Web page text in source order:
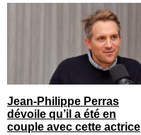
Jean-Philippe Perras
dévoile qu’il a été en
couple avec cette actrice